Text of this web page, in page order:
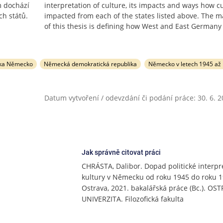
dochází
států.
interpretation of culture, its impacts and ways how
impacted from each of the states listed above. The
of this thesis is defining how West and East Germany
Německo Německá demokratická republika Německo v letech 1945 až
Datum vytvoření / odevzdání či podání práce: 30. 6.
Jak správně citovat práci
CHRÁSTA, Dalibor. Dopad politické
kultury v Německu od roku 1945 do roku
Ostrava, 2021. bakalářská práce (Bc.).
UNIVERZITA. Filozofická fakulta